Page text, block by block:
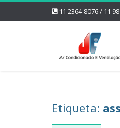
11 2364-8076 / 11
Etiqueta: